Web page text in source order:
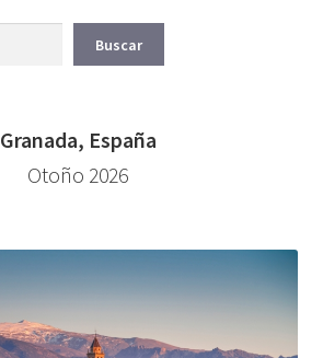
Buscar
Granada, España
Otoño 2026